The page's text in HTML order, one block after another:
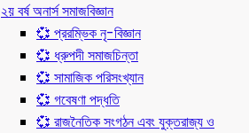
২য় বর্ষ অনার্স সমাজবিজ্ঞান
💞 প্ররম্ভিক নৃ-বিজ্ঞান
💞 ধ্রুপদী সমাজচিন্তা
💞 সামাজিক পরিসংখ্যান
💞 গবেষণা পদ্ধতি
💞 রাজনৈতিক সংগঠন এবং যুক্তরাজ্য ও